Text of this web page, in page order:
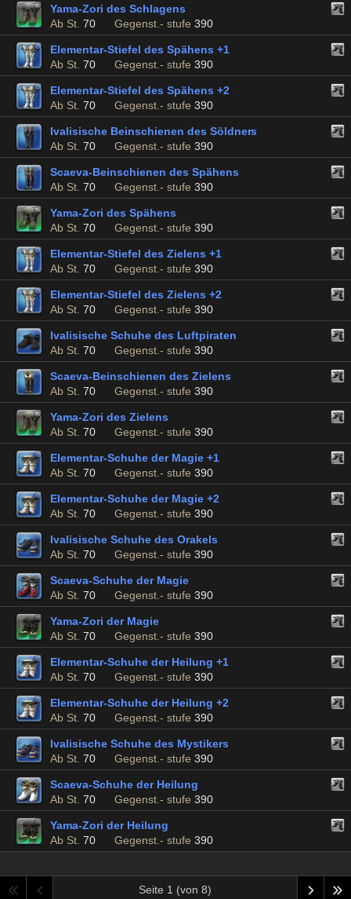
Yama-Zori des Schlagens
Ab St. 70 Gegenst.- stufe 390
Elementar-Stiefel des Spähens +1
Ab St. 70 Gegenst.- stufe 390
Elementar-Stiefel des Spähens +2
Ab St. 70 Gegenst.- stufe 390
Ivalisische Beinschienen des Söldners
Ab St. 70 Gegenst.- stufe 390
Scaeva-Beinschienen des Spähens
Ab St. 70 Gegenst.- stufe 390
Yama-Zori des Spähens
Ab St. 70 Gegenst.- stufe 390
Elementar-Stiefel des Zielens +1
Ab St. 70 Gegenst.- stufe 390
Elementar-Stiefel des Zielens +2
Ab St. 70 Gegenst.- stufe 390
Ivalisische Schuhe des Luftpiraten
Ab St. 70 Gegenst.- stufe 390
Scaeva-Beinschienen des Zielens
Ab St. 70 Gegenst.- stufe 390
Yama-Zori des Zielens
Ab St. 70 Gegenst.- stufe 390
Elementar-Schuhe der Magie +1
Ab St. 70 Gegenst.- stufe 390
Elementar-Schuhe der Magie +2
Ab St. 70 Gegenst.- stufe 390
Ivalisische Schuhe des Orakels
Ab St. 70 Gegenst.- stufe 390
Scaeva-Schuhe der Magie
Ab St. 70 Gegenst.- stufe 390
Yama-Zori der Magie
Ab St. 70 Gegenst.- stufe 390
Elementar-Schuhe der Heilung +1
Ab St. 70 Gegenst.- stufe 390
Elementar-Schuhe der Heilung +2
Ab St. 70 Gegenst.- stufe 390
Ivalisische Schuhe des Mystikers
Ab St. 70 Gegenst.- stufe 390
Scaeva-Schuhe der Heilung
Ab St. 70 Gegenst.- stufe 390
Yama-Zori der Heilung
Ab St. 70 Gegenst.- stufe 390
Seite 1 (von 8)